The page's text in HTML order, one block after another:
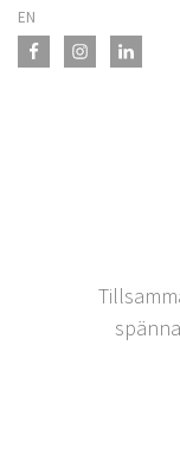
Skip
content
EN